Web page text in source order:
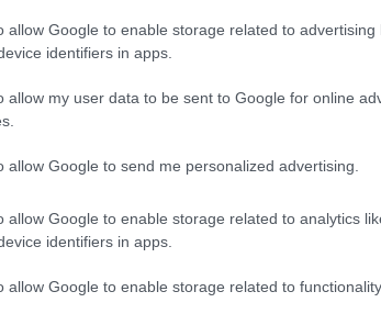
allow Google to enable storage related to advertising
identifiers in apps.
allow my user data to be sent to Google for online
allow Google to send me personalized advertising.
allow Google to enable storage related to analytics
identifiers in apps.
allow Google to enable storage related to
le dichiarazioni pre-
Reyer Spritz
prima dell’ingresso in
apriranno per accogliere gli
con abbonamento suSky Sport
1.
dichiarato: